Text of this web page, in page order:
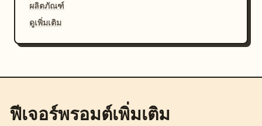
ผลิตภัณฑ์
ดูเพิ่มเติม
ฟีเจอร์พรอมต์เพิ่มเติม